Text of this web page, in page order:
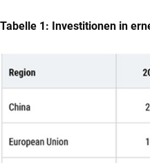
Tabelle 1: Investitionen in